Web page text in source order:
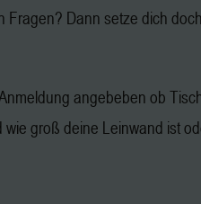
Fragen? Dann setze dich
angebeben ob
wie groß deine Leinwand ist